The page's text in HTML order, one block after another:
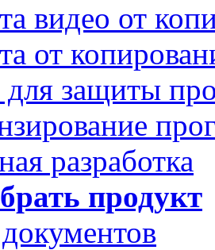
видео от
от
защиты
разработка
продукт